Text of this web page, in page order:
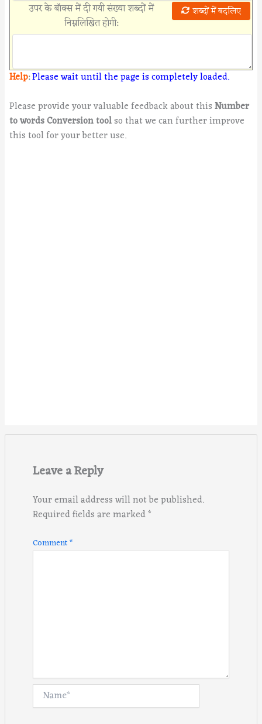
शब्दों में बदलिए
उपर के बॉक्स में दी गयी संख्या शब्दों में
निम्नलिखित होगी:
Help:Please wait until the page is completely loaded.
Please provide your valuable feedback about thisNumber
to words Conversion toolso that we can further improve
this tool for your better use.
Leave a Reply
Your email address will not be published.
Required fields are marked*
Comment*
Name*